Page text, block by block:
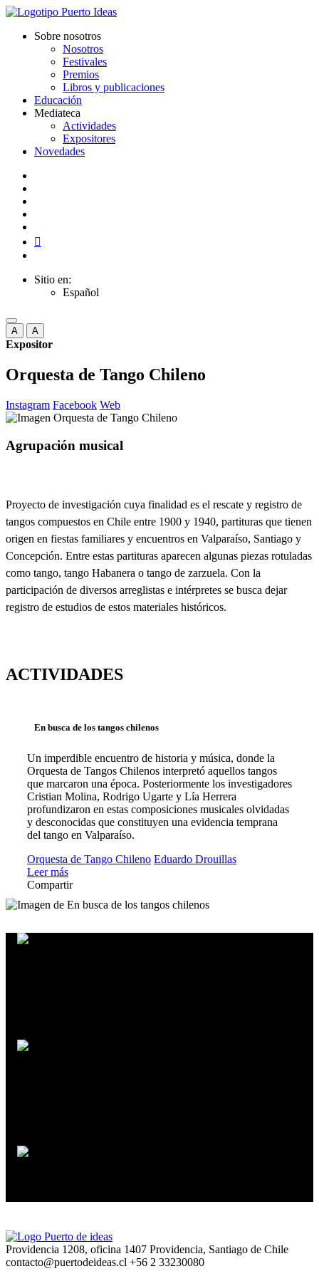
Sobre nosotros
Nosotros
Festivales
Premios
Libros y publicaciones
Educación
Mediateca
Actividades
Expositores
Novedades
Sitio en:
Español
A A
Expositor
Orquesta de Tango Chileno
Instagram Facebook Web
Agrupación musical
Proyecto de investigación cuya finalidad es el rescate y registro de
tangos compuestos en Chile entre 1900 y 1940, partituras que tienen
origen en fiestas familiares y encuentros en Valparaíso, Santiago y
Concepción. Entre estas partituras aparecen algunas piezas rotuladas
como tango, tango Habanera o tango de zarzuela. Con la
participación de diversos arreglistas e intérpretes se busca dejar
registro de estudios de estos materiales históricos.
ACTIVIDADES
En busca de los tangos chilenos
Un imperdible encuentro de historia y música, donde la
Orquesta de Tangos Chilenos interpretó aquellos tangos
que marcaron una época. Posteriormente los investigadores
Cristian Molina, Rodrigo Ugarte y Lía Herrera
profundizaron en estas composiciones musicales olvidadas
y desconocidas que constituyen una evidencia temprana
del tango en Valparaíso.
Orquesta de Tango Chileno Eduardo Drouillas
Leer más
Compartir
Providencia 1208, oficina 1407 Providencia, Santiago de Chile
contacto@puertodeideas.cl +56 2 33230080